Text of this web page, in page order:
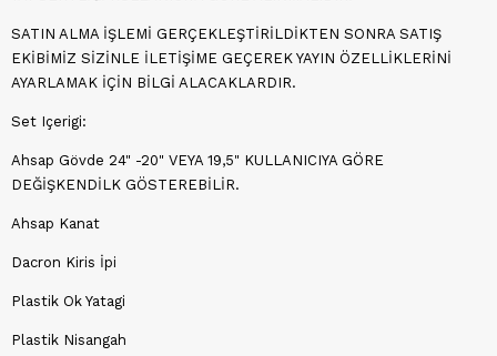
SATIN ALMA İŞLEMİ GERÇEKLEŞTİRİLDİKTEN SONRA SATIŞ
EKİBİMİZ SİZİNLE İLETİŞİME GEÇEREK YAYIN ÖZELLİKLERİNİ
AYARLAMAK İÇİN BİLGİ ALACAKLARDIR.
Set Içerigi:
Ahsap Gövde 24" -20" VEYA 19,5" KULLANICIYA GÖRE
DEĞİŞKENDİLK GÖSTEREBİLİR.
Ahsap Kanat
Dacron Kiris İpi
Plastik Ok Yatagi
Plastik Nisangah